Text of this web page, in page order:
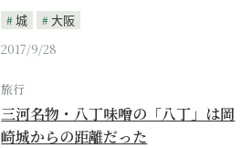
城
大阪
2017/9/28
旅行
三河名物・八丁味噌の「八丁」は岡
崎城からの距離だった